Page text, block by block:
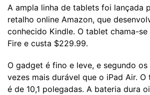
A ampla linha de tablets foi lançada
retalho online Amazon, que
conhecido Kindle. O tablet chama-
Fire e custa $229.99.
O gadget é fino e leve, e segundo
vezes mais durável que o iPad Air. O
é de 10,1 polegadas. A bateria dura